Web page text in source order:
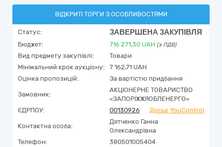
ВІДКРИТІ ТОРГИ З ОСОБЛИВОСТЯМИ
Статус: ЗАВЕРШЕНА ЗАКУПІВЛЯ
Бюджет: 716 271,30 UAH (з ПДВ)
Вид предмету закупівлі:
Товари
Мінімальний крок аукціону:
7 162,71 UAH
Оцінка пропозицій:
За вартістю придбання
Замовник:
АКЦІОНЕРНЕ ТОВАРИСТВО
«ЗАПОРІЖЖЯОБЛЕНЕРГО»
ЄДРПОУ:
00130926 Досьє YouControl
Контактна особа:
Дятченко Ганна
Олександрівна
Телефон:
380501005404